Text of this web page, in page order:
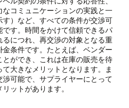
コミュニケーションの実践と一
）など、すべての条件が交渉可
す。時間をかけて信頼できるパ
につれ、再交渉の対象となる重
条件です。たとえば、ベンダー
ができ、これは在庫の販売を待
大きなメリットとなります。ま
可能で、サプライヤーにとって
ットがあります。